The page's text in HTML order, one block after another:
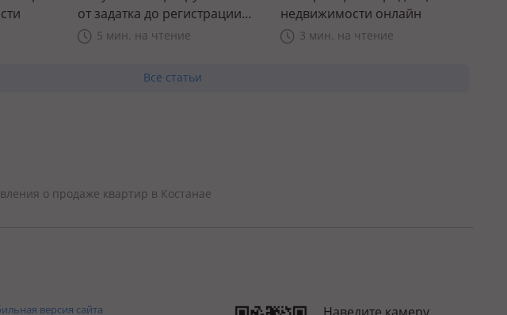
от задатка до регистрации
прав5 мин. на чтение
недвижимости онлайн
3 мин. на чтение
Все статьи
о продаже квартир в Костанае
версия сайта